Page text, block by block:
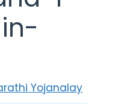
Yojanalay